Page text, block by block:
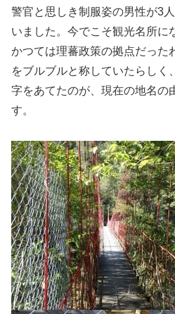
警官と思しき制服姿の男性が3
いました。今でこそ観光名所に
かつては理蕃政策の拠点だった
をブルブルと称していたらしく
字をあてたのが、現在の地名の
す。